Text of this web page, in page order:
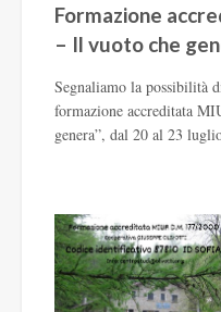
Formazione
– Il vuoto che
Segnaliamo la possibilità
formazione accreditata
genera”, dal 20 al 23